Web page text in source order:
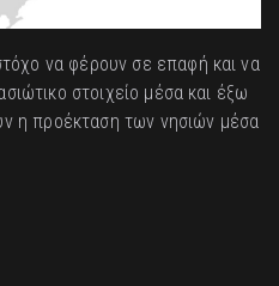
να φέρουν σε επαφή και να
στοιχείο μέσα και έξω
η προέκταση των νησιών μέσα